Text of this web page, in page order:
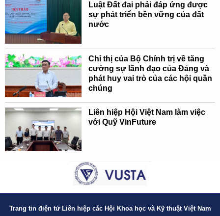
Luật Đất đai phải đáp ứng được
sự phát triển bền vững của đất
nước
Chỉ thị của Bộ Chính trị về tăng
cường sự lãnh đạo của Đảng và
phát huy vai trò của các hội quần
chúng
Liên hiệp Hội Việt Nam làm việc
với Quỹ VinFuture
Trang tin điện tử Liên hiệp các Hội Khoa học và Kỹ thuật Việt Nam